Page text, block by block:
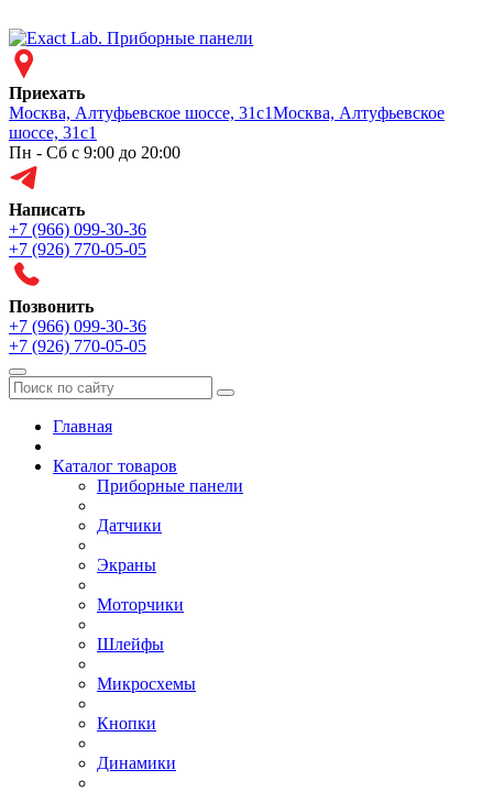
Приехать
Москва, Алтуфьевское шоссе, 31с1Москва, Алтуфьевское
шоссе, 31с1
Пн - Сб с 9:00 до 20:00
Написать
+7 (966) 099-30-36
+7 (926) 770-05-05
Позвонить
+7 (966) 099-30-36
+7 (926) 770-05-05
Меню
Главная
Каталог товаров
Приборные панели
Датчики
Экраны
Моторчики
Шлейфы
Микросхемы
Кнопки
Динамики